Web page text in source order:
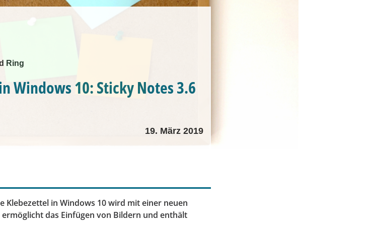
Ring
Windows 10: Sticky Notes 3.6
19. März 2019
in Windows 10 wird mit einer neuen
das Einfügen von Bildern und enthält